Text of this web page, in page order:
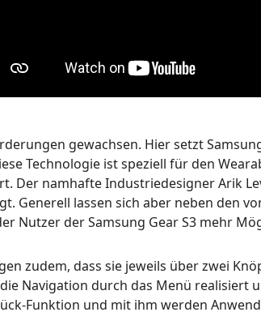
gewachsen. Hier setzt
Technologie ist speziell für den
Der namhafte Industriedesigner Arik
Generell lassen sich aber neben den
Nutzer der Samsung Gear S3 mehr
zudem, dass sie jeweils über zwei
Navigation durch das Menü realisiert
Funktion und mit ihm werden